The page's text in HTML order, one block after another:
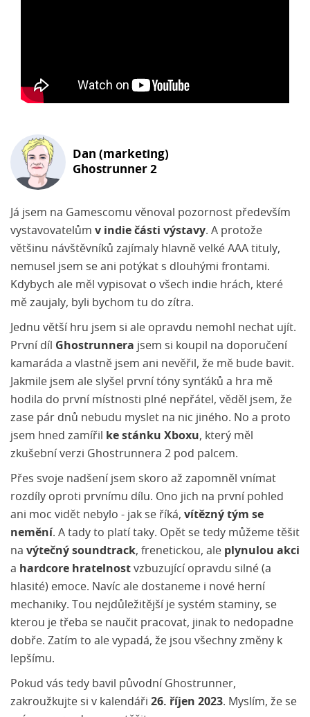
Dan (marketing)
Ghostrunner 2
Já jsem na Gamescomu věnoval pozornost především
vystavovatelům v indie části výstavy. A protože
většinu návštěvníků zajímaly hlavně velké AAA tituly,
nemusel jsem se ani potýkat s dlouhými frontami.
Kdybych ale měl vypisovat o všech indie hrách, které
mě zaujaly, byli bychom tu do zítra.
Jednu větší hru jsem si ale opravdu nemohl nechat ujít.
První díl Ghostrunnera jsem si koupil na doporučení
kamaráda a vlastně jsem ani nevěřil, že mě bude bavit.
Jakmile jsem ale slyšel první tóny synťáků a hra mě
hodila do první místnosti plné nepřátel, věděl jsem, že
zase pár dnů nebudu myslet na nic jiného. No a proto
jsem hned zamířil
ke stánku Xboxu, který měl
zkušební verzi Ghostrunnera 2 pod palcem.
Přes svoje nadšení jsem skoro až zapomněl vnímat
rozdíly oproti prvnímu dílu. Ono jich na první pohled
ani moc vidět nebylo - jak se říká, vítězný tým se
nemění. A tady to platí taky. Opět se tedy můžeme těšit
na výtečný soundtrack, frenetickou, ale plynulou akci
a hardcore hratelnost vzbuzující opravdu silné (a
hlasité) emoce. Navíc ale dostaneme i nové herní
mechaniky. Tou nejdůležitější je systém staminy, se
kterou je třeba se naučit pracovat, jinak to nedopadne
dobře. Zatím to ale vypadá, že jsou všechny změny k
lepšímu.
Pokud vás tedy bavil původní Ghostrunner,
zakroužkujte si v kalendáři 26. říjen 2023. Myslím, že se